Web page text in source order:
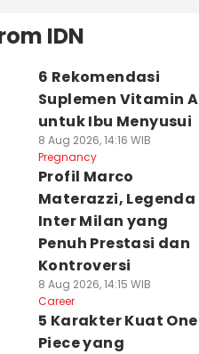
IDN
6 Rekomendasi
Suplemen Vitamin A
untuk Ibu Menyusui
8 Aug 2026, 14:16 WIB
Pregnancy
Profil Marco
Materazzi, Legenda
Inter Milan yang
Penuh Prestasi dan
Kontroversi
8 Aug 2026, 14:15 WIB
Career
5 Karakter Kuat One
Piece yang